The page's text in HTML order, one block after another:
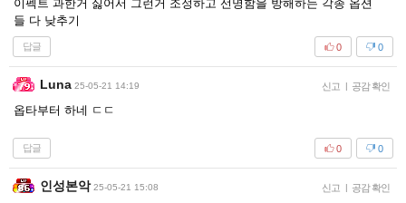
이펙트 과한거 싫어서 그런거 조정하고 선명함을 방해하는 각종 옵션
들 다 낮추기
답글 0
0
Luna 25-05-21 14:19 신고 공감 확인
옵타부터 하네 ㄷㄷ
답글 0
0
인성본악 25-05-21 15:08 신고 공감 확인